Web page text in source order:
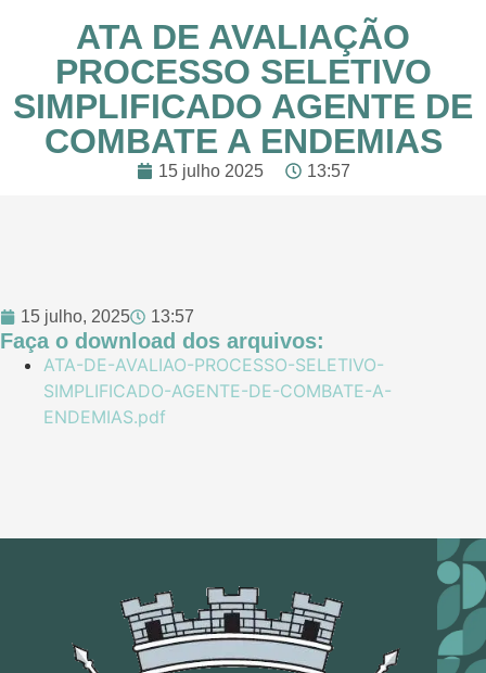
ATA DE AVALIAÇÃO
PROCESSO SELETIVO
SIMPLIFICADO AGENTE DE
COMBATE A ENDEMIAS
15 julho 2025 13:57
15 julho, 2025 13:57
Faça o download dos arquivos:
ATA-DE-AVALIAO-PROCESSO-SELETIVO-
SIMPLIFICADO-AGENTE-DE-COMBATE-A-
ENDEMIAS.pdf